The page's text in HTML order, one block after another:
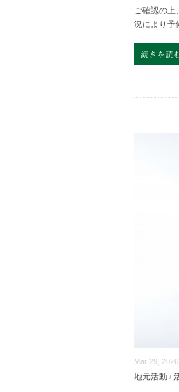
ご確認の上
況により予
続きを読
Mar 29, 2026
地元活動/